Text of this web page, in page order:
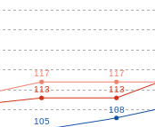
105
108
113 113
117 117